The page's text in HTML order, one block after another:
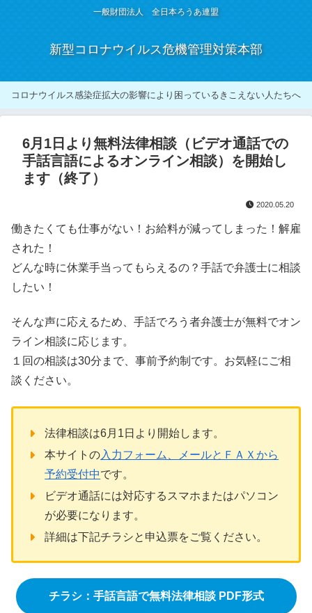
一般財団法人 全日本ろうあ連盟
新型コロナウイルス危機管理対策本部
コロナウイルス感染症拡大の影響により困っているきこえない人たちへ
6月1日より無料法律相談（ビデオ通話での
手話言語によるオンライン相談）を開始し
ます（終了）
2020.05.20
働きたくても仕事がない！お給料が減ってしまった！解雇
された！
どんな時に休業手当ってもらえるの？手話で弁護士に相談
したい！
そんな声に応えるため、手話でろう者弁護士が無料でオン
ライン相談に応じます。
１回の相談は30分まで、事前予約制です。お気軽にご相
談ください。
法律相談は6月1日より開始します。
本サイトの入力フォーム、メールとＦＡＸから
予約受付中です。
ビデオ通話には対応するスマホまたはパソコン
が必要になります。
詳細は下記チラシと申込票をご覧ください。
チラシ：手話言語で無料法律相談 PDF形式